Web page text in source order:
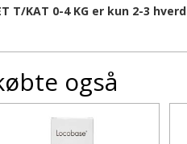
T/KAT 0-4 KG er kun 2-3
også